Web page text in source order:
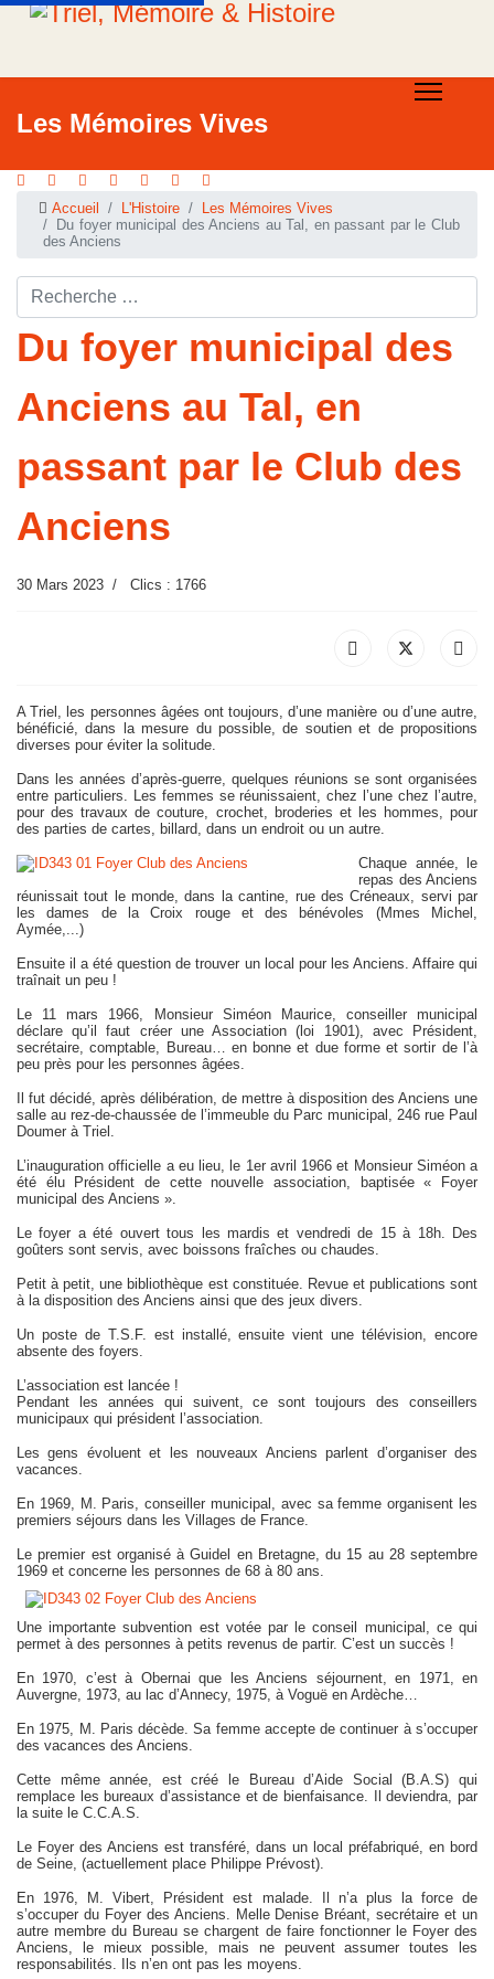
Les Mémoires Vives
Accueil L'Histoire
Les Mémoires Vives
Du foyer municipal des Anciens au Tal, en passant par le Club
des Anciens
Rechercher ...
Du foyer municipal des
Anciens au Tal, en
passant par le Club des
Anciens
30 Mars 2023 Clics : 1766
A Triel, les personnes âgées ont toujours, d’une manière ou d’une autre,
bénéficié, dans la mesure du possible, de soutien et de propositions
diverses pour éviter la solitude.
Dans les années d’après-guerre, quelques réunions se sont organisées
entre particuliers. Les femmes se réunissaient, chez l’une chez l’autre,
pour des travaux de couture, crochet, broderies et les hommes, pour
des parties de cartes, billard, dans un endroit ou un autre.
Chaque année, le
repas des Anciens
réunissait tout le monde, dans la cantine, rue des Créneaux, servi par
les dames de la Croix rouge et des bénévoles (Mmes Michel,
Aymée,...)
Ensuite il a été question de trouver un local pour les Anciens. Affaire qui
traînait un peu !
Le 11 mars 1966, Monsieur Siméon Maurice, conseiller municipal
déclare qu’il faut créer une Association (loi 1901), avec Président,
secrétaire, comptable, Bureau… en bonne et due forme et sortir de l’à
peu près pour les personnes âgées.
Il fut décidé, après délibération, de mettre à disposition des Anciens une
salle au rez-de-chaussée de l’immeuble du Parc municipal, 246 rue Paul
Doumer à Triel.
L’inauguration officielle a eu lieu, le 1er avril 1966 et Monsieur Siméon a
été élu Président de cette nouvelle association, baptisée « Foyer
municipal des Anciens ».
Le foyer a été ouvert tous les mardis et vendredi de 15 à 18h. Des
goûters sont servis, avec boissons fraîches ou chaudes.
Petit à petit, une bibliothèque est constituée. Revue et publications sont
à la disposition des Anciens ainsi que des jeux divers.
Un poste de T.S.F. est installé, ensuite vient une télévision, encore
absente des foyers.
L’association est lancée !
Pendant les années qui suivent, ce sont toujours des conseillers
municipaux qui président l’association.
Les gens évoluent et les nouveaux Anciens parlent d’organiser des
vacances.
En 1969, M. Paris, conseiller municipal, avec sa femme organisent les
premiers séjours dans les Villages de France.
Le premier est organisé à Guidel en Bretagne, du 15 au 28 septembre
1969 et concerne les personnes de 68 à 80 ans.
Une importante subvention est votée par le conseil municipal, ce qui
permet à des personnes à petits revenus de partir. C’est un succès !
En 1970, c’est à Obernai que les Anciens séjournent, en 1971, en
Auvergne, 1973, au lac d’Annecy, 1975, à Voguë en Ardèche…
En 1975, M. Paris décède. Sa femme accepte de continuer à s’occuper
des vacances des Anciens.
Cette même année, est créé le Bureau d’Aide Social (B.A.S) qui
remplace les bureaux d’assistance et de bienfaisance. Il deviendra, par
la suite le C.C.A.S.
Le Foyer des Anciens est transféré, dans un local préfabriqué, en bord
de Seine, (actuellement place Philippe Prévost).
En 1976, M. Vibert, Président est malade. Il n’a plus la force de
s’occuper du Foyer des Anciens. Melle Denise Bréant, secrétaire et un
autre membre du Bureau se chargent de faire fonctionner le Foyer des
Anciens, le mieux possible, mais ne peuvent assumer toutes les
responsabilités. Ils n’en ont pas les moyens.